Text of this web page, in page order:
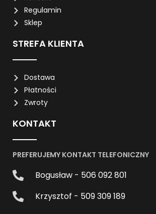
Regulamin
Sklep
STREFA KLIENTA
Dostawa
Płatności
Zwroty
KONTAKT
PREFERUJEMY KONTAKT TELEFONICZNY
Bogusław - 506 092 801
Krzysztof - 509 309 189